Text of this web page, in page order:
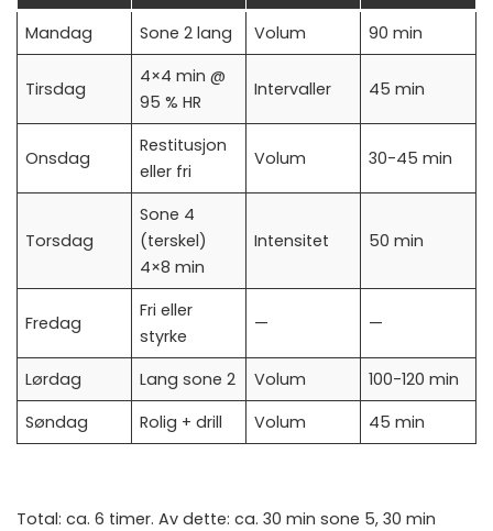
Mandag Sone 2 lang Volum 90 min
Tirsdag
4×4 min @
95 % HR
Intervaller 45 min
Onsdag
Restitusjon
eller fri
Volum 30-45 min
Torsdag
Sone 4
(terskel)
4×8 min
Intensitet 50 min
Fredag
Fri eller
styrke
— —
Lørdag Lang sone 2 Volum
100-120 min
Søndag
Rolig + drill Volum 45 min
Total: ca. 6 timer. Av dette: ca. 30 min sone 5, 30 min